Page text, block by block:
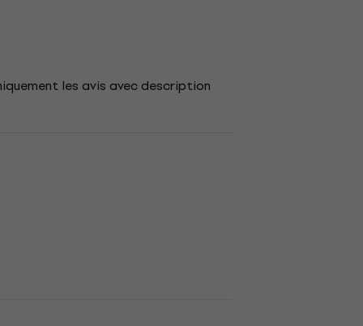
les avis avec description